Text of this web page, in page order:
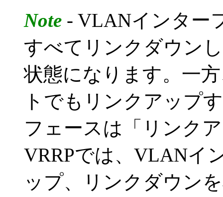
Note - VLANインター
すべてリンクダウン
状態になります。一
トでもリンクアップ
フェースは「リンク
VRRPでは、VLANイ
ップ、リンクダウン